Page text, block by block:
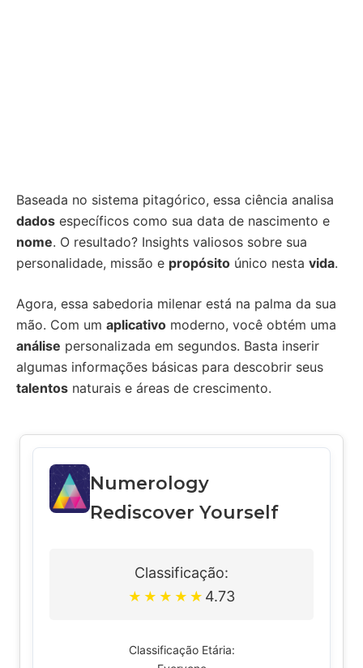
Baseada no sistema pitagórico, essa ciência analisa
dados específicos como sua data de nascimento e
nome. O resultado? Insights valiosos sobre sua
personalidade, missão e propósito único nesta vida.
Agora, essa sabedoria milenar está na palma da sua
mão. Com um aplicativo moderno, você obtém uma
análise personalizada em segundos. Basta inserir
algumas informações básicas para descobrir seus
talentos naturais e áreas de crescimento.
Numerology
Rediscover Yourself
Classificação:
★ ★ ★ ★ ★ 4.73
Classificação Etária: